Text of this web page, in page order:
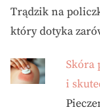
Trądzik na
który dotyka
Skóra
i